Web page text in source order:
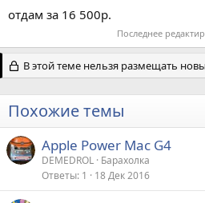
отдам за 16 500р.
Последнее
В этой теме нельзя размещать
Похожие темы
Apple Power Mac G4
DEMEDROL Барахолка
Ответы 1 18 Дек 2016